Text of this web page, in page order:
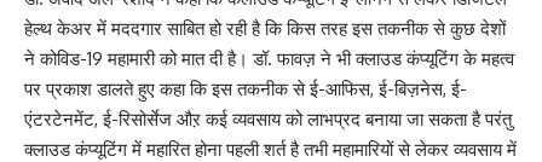
हेल्थ केअर में मददगार साबित हो रही है कि किस तरह इस तकनीक से कुछ देशों
ने कोविड-19 महामारी को मात दी है। डॉ. फावज़ ने भी क्लाउड कंप्यूटिंग के महत्व
पर प्रकाश डालते हुए कहा कि इस तकनीक से ई-आफिस, ई-बिज़नेस, ई-
एंटरटेनमेंट, ई-रिसोर्सेज औऱ कई व्यवसाय को लाभप्रद बनाया जा सकता है परंतु
क्लाउड कंप्यूटिंग में महारित होना पहली शर्त है तभी महामारियों से लेकर व्यवसाय में